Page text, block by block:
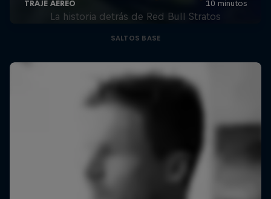
La historia detrás de Red Bull Stratos
SALTOS BASE